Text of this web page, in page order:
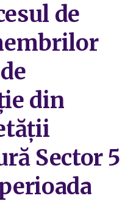
de
din
Sector 5